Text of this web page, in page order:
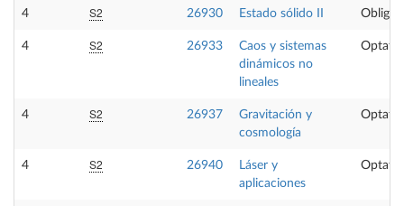
4 S2 26930 Estado sólido II
4 S2 26933
Caos y sistemas
dinámicos no
lineales
4 S2 26937
Gravitación y
cosmología
4 S2 26940
Láser y
aplicaciones